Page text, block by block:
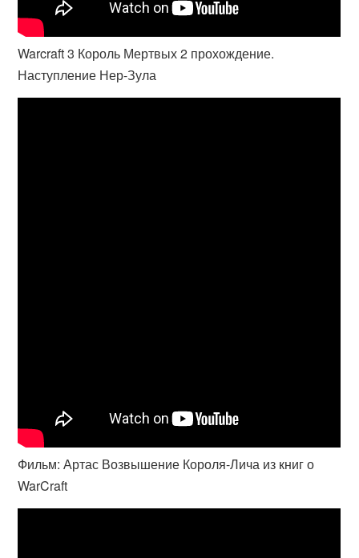
Warcraft 3 Король Мертвых 2 прохождение.
Наступление Нер-Зула
Фильм: Артас Возвышение Короля-Лича из книг о
WarCraft